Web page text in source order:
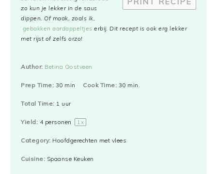
zo kun je lekker in de saus
dippen. Of maak, zoals ik,
gebakken aardappeltjes erbij. Dit recept is ook erg lekker
met rijst of zelfs orzo!
Author: Betina Oostveen
Prep Time: 30 min Cook Time: 30 min.
Total Time: 1 uur
Yield: 4personen 1 x
Category: Hoofdgerechten met vlees
Cuisine: Spaanse Keuken